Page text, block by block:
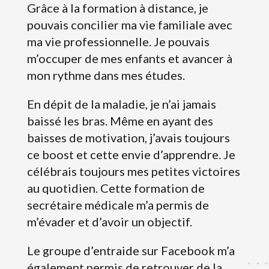
Grâce à la formation à distance, je
pouvais concilier ma vie familiale avec
ma vie professionnelle. Je pouvais
m’occuper de mes enfants et avancer à
mon rythme dans mes études.
En dépit de la maladie, je n’ai jamais
baissé les bras. Même en ayant des
baisses de motivation, j’avais toujours
ce boost et cette envie d’apprendre. Je
célébrais toujours mes petites victoires
au quotidien. Cette formation de
secrétaire médicale m’a permis de
m’évader et d’avoir un objectif.
Le groupe d’entraide sur Facebook m’a